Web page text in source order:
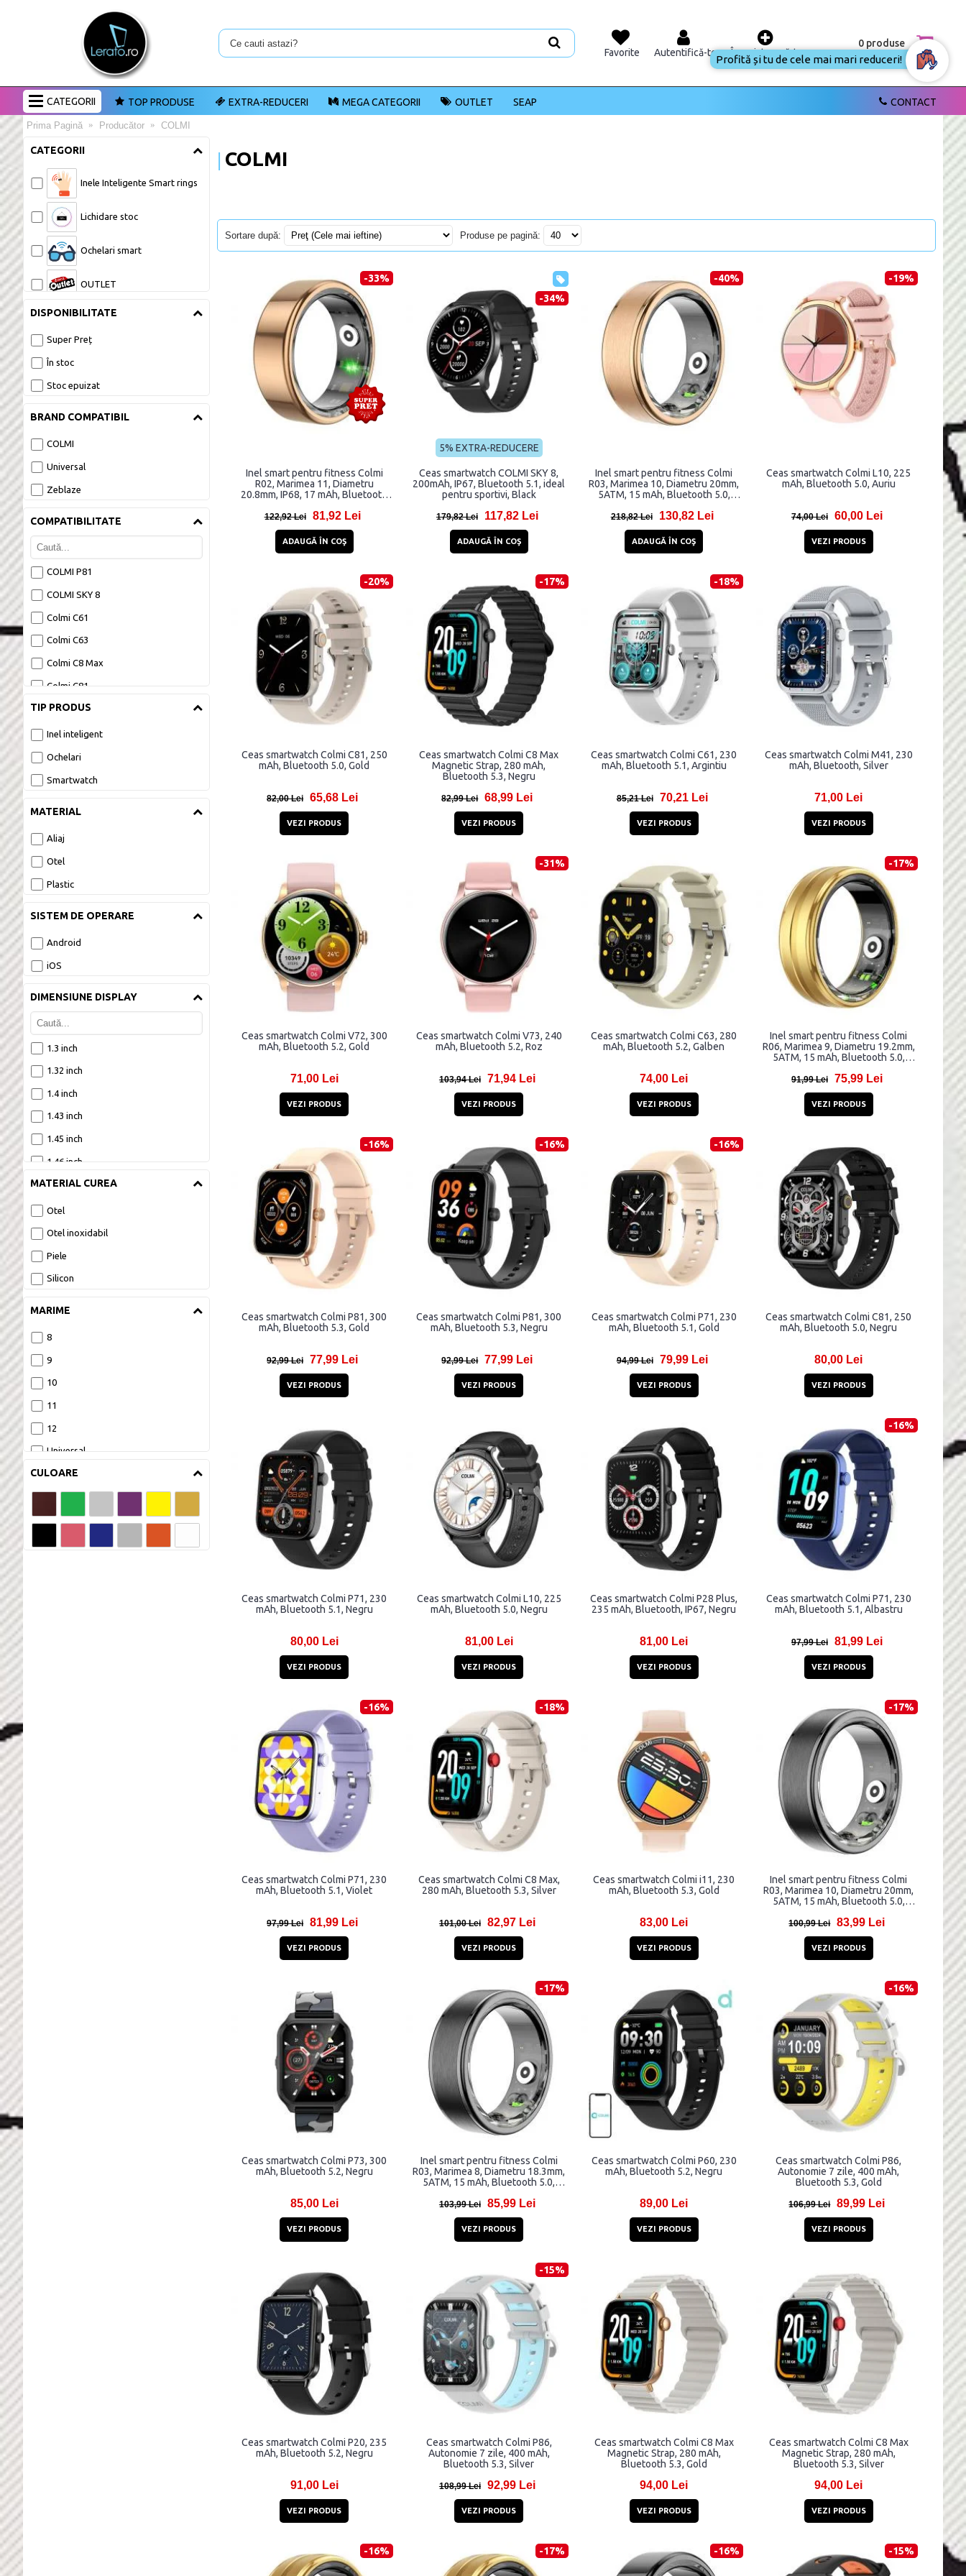
Favorite Autentifică-te Înregistrează-te
0 produse
CATEGORII CONTACT
TOP PRODUSE EXTRA-REDUCERI MEGA CATEGORII OUTLET SEAP
Prima Pagină Producător COLMI
CATEGORII
Inele Inteligente Smart rings
Lichidare stoc
Ochelari smart
OUTLET
Reduceri Finale Gadgeturi
Smartwatch
Temporar
DISPONIBILITATE
Super Preț
În stoc
Stoc epuizat
BRAND COMPATIBIL
COLMI
Universal
Zeblaze
COMPATIBILITATE
COLMI P81
COLMI SKY 8
Colmi C61
Colmi C63
Colmi C8 Max
Colmi C81
Colmi L10
Colmi L28
Colmi M41
Colmi P20
Colmi P71
Colmi P73
Colmi P76
Colmi P80
Colmi V69
Colmi V72
Colmi V73
Colmi V75
Colmi V89
Colmi i11
Colmi i28 Ultra
Universal
Zeblaze GTS 3 PRO
Zeblaze Stratos 2
TIP PRODUS
Inel inteligent
Ochelari
Smartwatch
MATERIAL
Aliaj
Otel
Plastic
SISTEM DE OPERARE
Android
iOS
DIMENSIUNE DISPLAY
1.3 inch
1.32 inch
1.4 inch
1.43 inch
1.45 inch
1.46 inch
1.65 inch
1.69 inch
1.83 inch
1.85 inch
1.9 inch
2.01 inch
MATERIAL CUREA
Otel
Otel inoxidabil
Piele
Silicon
MARIME
8
9
10
11
12
Universal
CULOARE
COLMI
Sortare după: Produse pe pagină:
-33%
Inel smart pentru fitness Colmi
R02, Marimea 11, Diametru
20.8mm, IP68, 17 mAh, Bluetooth
122,92 Lei 81,92 Lei
ADAUGĂ ÎN COŞ
-34%
5% EXTRA-REDUCERE
Ceas smartwatch COLMI SKY 8,
200mAh, IP67, Bluetooth 5.1, ideal
pentru sportivi, Black
179,82 Lei 117,82 Lei
ADAUGĂ ÎN COŞ
-40%
Inel smart pentru fitness Colmi
R03, Marimea 10, Diametru 20mm,
5ATM, 15 mAh, Bluetooth 5.0,
218,82 Lei 130,82 Lei
ADAUGĂ ÎN COŞ
-19%
Ceas smartwatch Colmi L10, 225
mAh, Bluetooth 5.0, Auriu
74,00 Lei 60,00 Lei
VEZI PRODUS
-20%
Ceas smartwatch Colmi C81, 250
mAh, Bluetooth 5.0, Gold
82,00 Lei 65,68 Lei
VEZI PRODUS
-17%
Ceas smartwatch Colmi C8 Max
Magnetic Strap, 280 mAh,
Bluetooth 5.3, Negru
82,99 Lei 68,99 Lei
VEZI PRODUS
-18%
Ceas smartwatch Colmi C61, 230
mAh, Bluetooth 5.1, Argintiu
85,21 Lei 70,21 Lei
VEZI PRODUS
Ceas smartwatch Colmi M41, 230
mAh, Bluetooth, Silver
71,00 Lei
VEZI PRODUS
Ceas smartwatch Colmi V72, 300
mAh, Bluetooth 5.2, Gold
71,00 Lei
VEZI PRODUS
-31%
Ceas smartwatch Colmi V73, 240
mAh, Bluetooth 5.2, Roz
103,94 Lei 71,94 Lei
VEZI PRODUS
Ceas smartwatch Colmi C63, 280
mAh, Bluetooth 5.2, Galben
74,00 Lei
VEZI PRODUS
-17%
Inel smart pentru fitness Colmi
R06, Marimea 9, Diametru 19.2mm,
5ATM, 15 mAh, Bluetooth 5.0,
91,99 Lei 75,99 Lei
VEZI PRODUS
-16%
Ceas smartwatch Colmi P81, 300
mAh, Bluetooth 5.3, Gold
92,99 Lei 77,99 Lei
VEZI PRODUS
-16%
Ceas smartwatch Colmi P81, 300
mAh, Bluetooth 5.3, Negru
92,99 Lei 77,99 Lei
VEZI PRODUS
-16%
Ceas smartwatch Colmi P71, 230
mAh, Bluetooth 5.1, Gold
94,99 Lei 79,99 Lei
VEZI PRODUS
Ceas smartwatch Colmi C81, 250
mAh, Bluetooth 5.0, Negru
80,00 Lei
VEZI PRODUS
Ceas smartwatch Colmi P71, 230
mAh, Bluetooth 5.1, Negru
80,00 Lei
VEZI PRODUS
Ceas smartwatch Colmi L10, 225
mAh, Bluetooth 5.0, Negru
81,00 Lei
VEZI PRODUS
Ceas smartwatch Colmi P28 Plus,
235 mAh, Bluetooth, IP67, Negru
81,00 Lei
VEZI PRODUS
-16%
Ceas smartwatch Colmi P71, 230
mAh, Bluetooth 5.1, Albastru
97,99 Lei 81,99 Lei
VEZI PRODUS
-16%
Ceas smartwatch Colmi P71, 230
mAh, Bluetooth 5.1, Violet
97,99 Lei 81,99 Lei
VEZI PRODUS
-18%
Ceas smartwatch Colmi C8 Max,
280 mAh, Bluetooth 5.3, Silver
101,00 Lei 82,97 Lei
VEZI PRODUS
Ceas smartwatch Colmi i11, 230
mAh, Bluetooth 5.3, Gold
83,00 Lei
VEZI PRODUS
-17%
Inel smart pentru fitness Colmi
R03, Marimea 10, Diametru 20mm,
5ATM, 15 mAh, Bluetooth 5.0,
100,99 Lei 83,99 Lei
VEZI PRODUS
Ceas smartwatch Colmi P73, 300
mAh, Bluetooth 5.2, Negru
85,00 Lei
VEZI PRODUS
-17%
Inel smart pentru fitness Colmi
R03, Marimea 8, Diametru 18.3mm,
5ATM, 15 mAh, Bluetooth 5.0,
103,99 Lei 85,99 Lei
VEZI PRODUS
Ceas smartwatch Colmi P60, 230
mAh, Bluetooth 5.2, Negru
89,00 Lei
VEZI PRODUS
-16%
Ceas smartwatch Colmi P86,
Autonomie 7 zile, 400 mAh,
Bluetooth 5.3, Gold
106,99 Lei 89,99 Lei
VEZI PRODUS
Ceas smartwatch Colmi P20, 235
mAh, Bluetooth 5.2, Negru
91,00 Lei
VEZI PRODUS
-15%
Ceas smartwatch Colmi P86,
Autonomie 7 zile, 400 mAh,
Bluetooth 5.3, Silver
108,99 Lei 92,99 Lei
VEZI PRODUS
Ceas smartwatch Colmi C8 Max
Magnetic Strap, 280 mAh,
Bluetooth 5.3, Gold
94,00 Lei
VEZI PRODUS
Ceas smartwatch Colmi C8 Max
Magnetic Strap, 280 mAh,
Bluetooth 5.3, Silver
94,00 Lei
VEZI PRODUS
-16% -17% -16% -15%
Profită și tu de cele mai mari reduceri!